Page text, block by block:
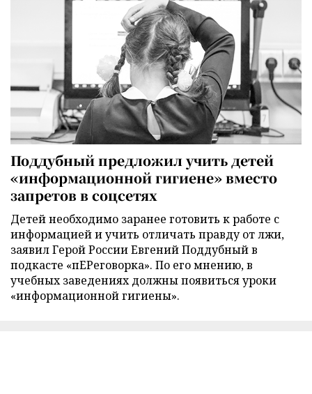
Поддубный предложил учить детей
«информационной гигиене» вместо
запретов в соцсетях
Детей необходимо заранее готовить к работе с
информацией и учить отличать правду от лжи,
заявил Герой России Евгений Поддубный в
подкасте «пЕРеговорка». По его мнению, в
учебных заведениях должны появиться уроки
«информационной гигиены».